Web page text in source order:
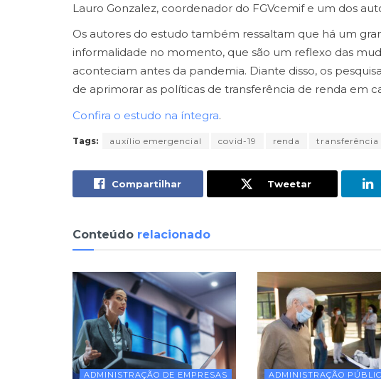
Lauro Gonzalez, coordenador do FGVcemif e um dos
Os autores do estudo também ressaltam que há um
informalidade no momento, que são um reflexo das
aconteciam antes da pandemia. Diante disso, os
de aprimorar as políticas de transferência de renda em
Confira o estudo na íntegra.
Tags: auxílio emergencial covid-19 renda transferência
Compartilhar Tweetar
Conteúdo relacionado
ADMINISTRAÇÃO DE EMPRESAS ADMINISTRAÇÃO